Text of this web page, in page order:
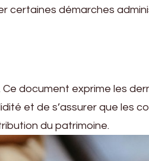
certaines démarches
document exprime les
et de s’assurer que les
du patrimoine.